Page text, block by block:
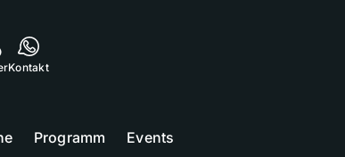
Kontakt
Programm Events